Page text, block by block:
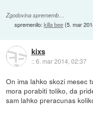
Zgodovina sprememb…
spremenilo:killa bee(5. mar
kixs
::6. mar 2014, 02:37
On ima lahko skozi mesec
mora porabiti toliko, da
sam lahko preracunas